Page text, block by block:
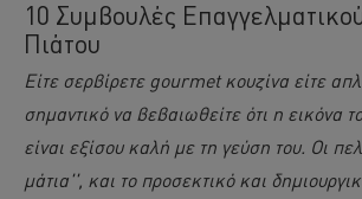
10 Συμβουλές
Πιάτου
Είτε σερβίρετε gourmet κουζίνα είτε
σημαντικό να βεβαιωθείτε ότι η εικόνα
είναι εξίσου καλή με τη γεύση του. Οι
μάτια'', και το προσεκτικό και